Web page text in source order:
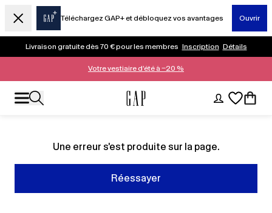
Téléchargez GAP+ et débloquez vos avantages Ouvrir
Livraison gratuite dès 70 € pour les membres Inscription Détails
Votre vestiaire d’été à −20 %
Une erreur s'est produite sur la page.
Réessayer